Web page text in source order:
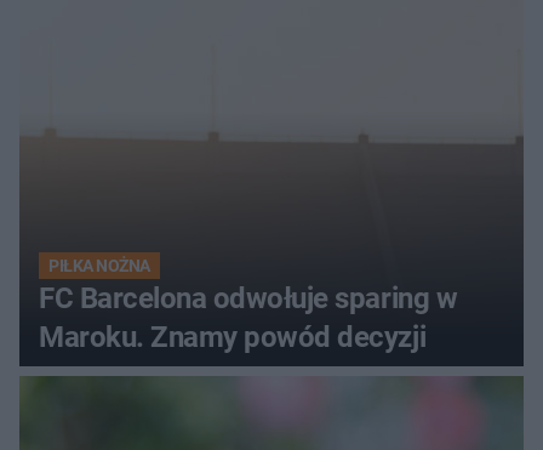
PIŁKA NOŻNA
FC Barcelona odwołuje sparing w
Maroku. Znamy powód decyzji